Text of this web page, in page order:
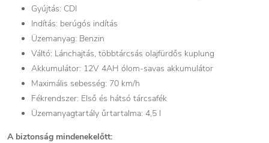
Gyújtás: CDI
Indítás: berúgós indítás
Üzemanyag: Benzin
Váltó: Lánchajtás, többtárcsás olajfürdős kuplung
Akkumulátor: 12V 4AH ólom-savas akkumulátor
Maximális sebesség: 70 km/h
Fékrendszer: Első és hátsó tárcsafék
Üzemanyagtartály űrtartalma: 4,5 l
A biztonság mindenekelőtt: